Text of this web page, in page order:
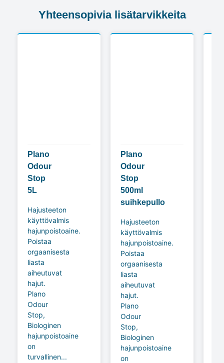
Yhteensopivia lisätarvikkeita
Plano
Odour
Stop
5L
Hajusteeton
käyttövalmis
hajunpoistoaine.
Poistaa
orgaanisesta
liasta
aiheutuvat
hajut.
Plano
Odour
Stop,
Biologinen
hajunpoistoaine
on
turvallinen...
Plano
Odour
Stop
500ml
suihkepullo
Hajusteeton
käyttövalmis
hajunpoistoaine.
Poistaa
orgaanisesta
liasta
aiheutuvat
hajut.
Plano
Odour
Stop,
Biologinen
hajunpoistoaine
on